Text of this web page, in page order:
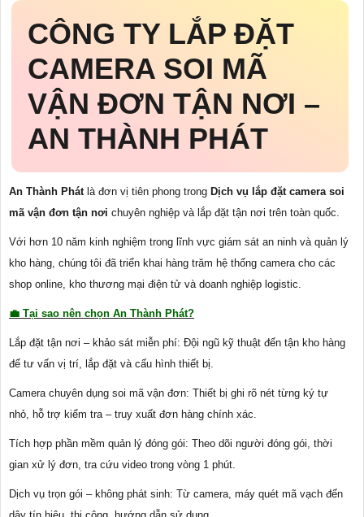
CÔNG TY LẮP ĐẶT
CAMERA SOI MÃ
VẬN ĐƠN TẬN NƠI –
AN THÀNH PHÁT
An Thành Phát là đơn vị tiên phong trong Dịch vụ lắp đặt camera soi
mã vận đơn tận nơi chuyên nghiệp và lắp đặt tận nơi trên toàn quốc.
Với hơn 10 năm kinh nghiệm trong lĩnh vực giám sát an ninh và quản lý
kho hàng, chúng tôi đã triển khai hàng trăm hệ thống camera cho các
shop online, kho thương mại điện tử và doanh nghiệp logistic.
💼 Tại sao nên chọn An Thành Phát?
Lắp đặt tận nơi – khảo sát miễn phí: Đội ngũ kỹ thuật đến tận kho hàng
để tư vấn vị trí, lắp đặt và cấu hình thiết bị.
Camera chuyên dụng soi mã vận đơn: Thiết bị ghi rõ nét từng ký tự
nhỏ, hỗ trợ kiểm tra – truy xuất đơn hàng chính xác.
Tích hợp phần mềm quản lý đóng gói: Theo dõi người đóng gói, thời
gian xử lý đơn, tra cứu video trong vòng 1 phút.
Dịch vụ trọn gói – không phát sinh: Từ camera, máy quét mã vạch đến
dây tín hiệu, thi công, hướng dẫn sử dụng.